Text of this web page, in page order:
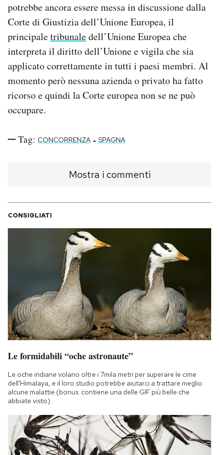
potrebbe ancora essere messa in discussione dalla
Corte di Giustizia dell’Unione Europea, il
principaletribunaledell’Unione Europea che
interpreta il diritto dell’Unione e vigila che sia
applicato correttamente in tutti i paesi membri. Al
momento però nessuna azienda o privato ha fatto
ricorso e quindi la Corte europea non se ne può
occupare.
Tag: CONCORRENZA - SPAGNA
Mostra i commenti
CONSIGLIATI
Le formidabili “oche astronaute”
Le oche indiane volano oltre i 7mila metri per superare le cime
dell'Himalaya, e il loro studio potrebbe aiutarci a trattare meglio
alcune malattie (bonus: contiene una delle GIF più belle che
abbiate visto)